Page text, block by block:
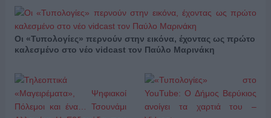
Οι «Τυπολογίες» περνούν στην εικόνα, έχοντας ως πρώτο
καλεσμένο στο νέο vidcast τον Παύλο Μαρινάκη